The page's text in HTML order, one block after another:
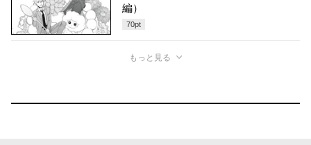
編）
70pt
もっと見る